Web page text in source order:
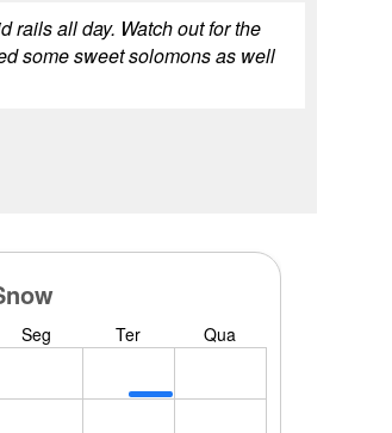
rails all day. Watch out for the
some sweet solomons as well